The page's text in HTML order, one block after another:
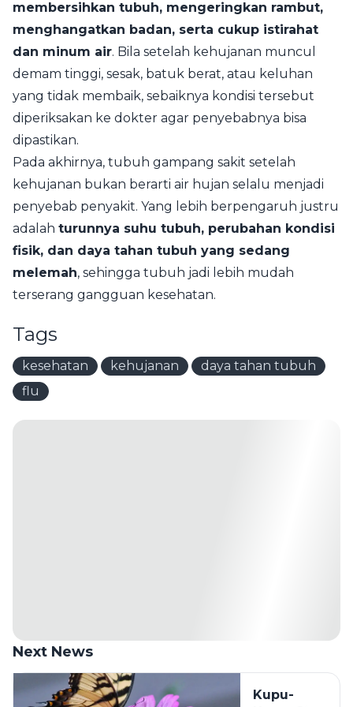
membersihkan tubuh, mengeringkan rambut,
menghangatkan badan, serta cukup istirahat
dan minum air. Bila setelah kehujanan muncul
demam tinggi, sesak, batuk berat, atau keluhan
yang tidak membaik, sebaiknya kondisi tersebut
diperiksakan ke dokter agar penyebabnya bisa
dipastikan.
Pada akhirnya, tubuh gampang sakit setelah
kehujanan bukan berarti air hujan selalu menjadi
penyebab penyakit. Yang lebih berpengaruh justru
adalah turunnya suhu tubuh, perubahan kondisi
fisik, dan daya tahan tubuh yang sedang
melemah, sehingga tubuh jadi lebih mudah
terserang gangguan kesehatan.
Tags
kesehatan kehujanan
daya tahan tubuh
flu
Next News
Kupu-